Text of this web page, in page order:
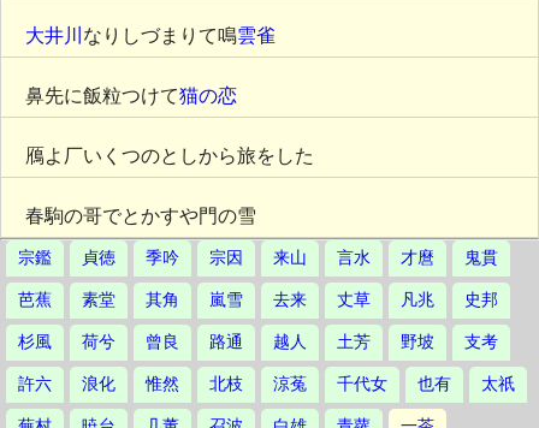
大井川 なりしづまりて鳴雲雀
鼻先に飯粒つけて猫の恋
鴈よ厂いくつのとしから旅をした
春駒の哥でとかすや門の雪
宗鑑 貞徳 季吟 宗因 来山 言水 才麿 鬼貫
芭蕉 素堂 其角 嵐雪 去来 丈草 凡兆 史邦
杉風 荷兮 曾良 路通 越人 土芳 野坡 支考
許六 浪化 惟然 北枝 涼菟 千代女 也有 太祇